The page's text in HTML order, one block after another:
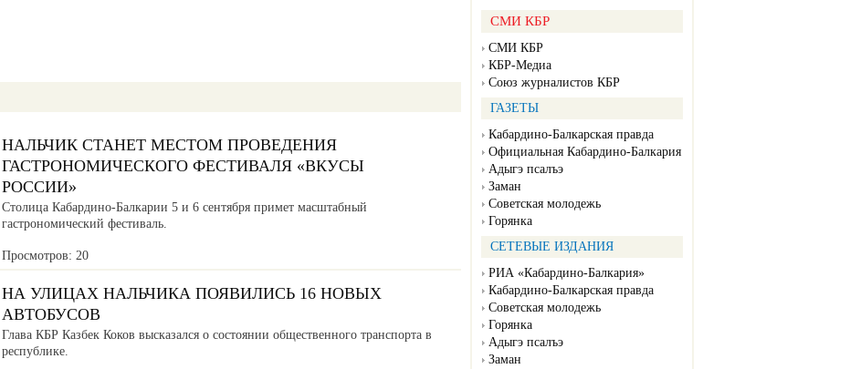
СМИ КБР
СМИ КБР
КБР-Медиа
Союз журналистов КБР
ГАЗЕТЫ
Кабардино-Балкарская правда
Официальная Кабардино-Балкария
Адыгэ псалъэ
Заман
Советская молодежь
Горянка
СЕТЕВЫЕ ИЗДАНИЯ
РИА «Кабардино-Балкария»
Кабардино-Балкарская правда
Советская молодежь
Горянка
Адыгэ псалъэ
Заман
НАЛЬЧИК СТАНЕТ МЕСТОМ ПРОВЕДЕНИЯ
ГАСТРОНОМИЧЕСКОГО ФЕСТИВАЛЯ «ВКУСЫ
РОССИИ»
Столица Кабардино-Балкарии 5 и 6 сентября примет масштабный
гастрономический фестиваль.
Просмотров: 20
НА УЛИЦАХ НАЛЬЧИКА ПОЯВИЛИСЬ 16 НОВЫХ
АВТОБУСОВ
Глава КБР Казбек Коков высказался о состоянии общественного транспорта в
республике.